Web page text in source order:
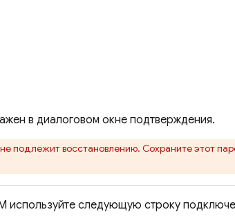
в диалоговом окне подтверждения.
подлежит восстановлению. Сохраните этот
используйте следующую строку